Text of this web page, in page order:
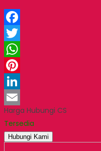
Facebook
Twitter
WhatsApp
Pinterest
LinkedIn
Email
Harga Hubungi CS
Tersedia
Hubungi Kami